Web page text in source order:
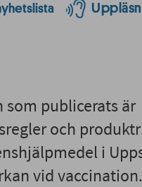
som publicerats är
och
i
vid vaccination.